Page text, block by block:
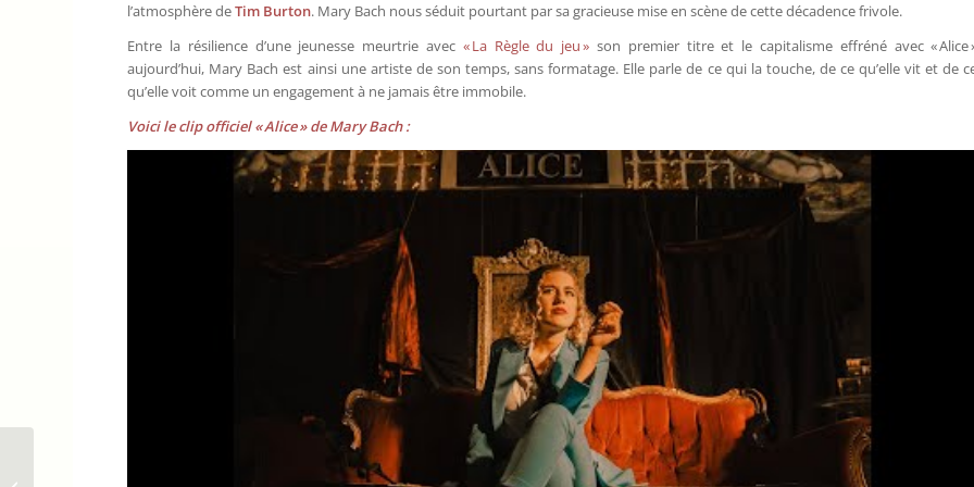
l’atmosphère deTim Burton. Mary Bach nous séduit pourtant par sa gracieuse mise en scène de cette décadence frivole.
Entre la résilience d’une jeunesse meurtrie avec « La Règle du jeu » son premier titre et le capitalisme effréné avec « Alice
aujourd’hui, Mary Bach est ainsi une artiste de son temps, sans formatage. Elle parle de ce qui la touche, de ce qu’elle vit et de
qu’elle voit comme un engagement à ne jamais être immobile.
Voici le clip officiel « Alice » de Mary Bach :